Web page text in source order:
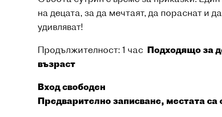
на децата, за да мечтаят, да пораснат и
удивляват!
Продължителност: 1 час Подходящо за
възраст
Вход свободен
Предварително записване, местата са